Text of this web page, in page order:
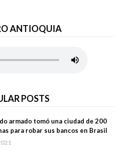
ANTIOQUIA
POSTS
armado tomó una ciudad de 200
para robar sus bancos en Brasil